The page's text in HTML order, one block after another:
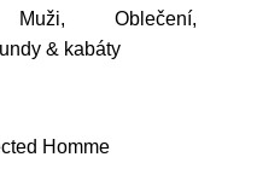
Oblečení,
& kabáty
Homme